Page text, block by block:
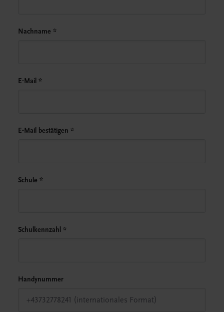
Nachname *
E-Mail *
E-Mail bestätigen *
Schule *
Schulkennzahl *
Handynummer